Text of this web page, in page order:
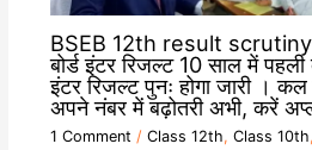
BSEB 12th result scrutiny
बोर्ड इंटर रिजल्ट 10 साल में पहली
इंटर रिजल्ट पुनः होगा जारी ।
अपने नंबर में बढ़ोतरी अभी, करें
1 Comment / Class 12th, Class 10th,